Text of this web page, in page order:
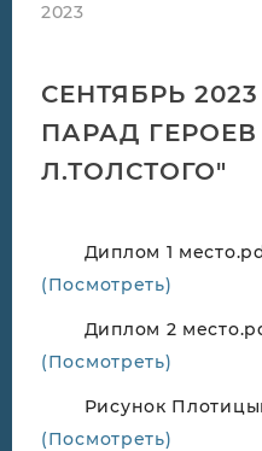
2023
СЕНТЯБРЬ
ПАРАД
Л.ТОЛСТОГО"
Диплом 1
(Посмотреть)
Диплом 2
(Посмотреть)
Рисунок
(Посмотреть)